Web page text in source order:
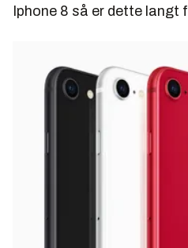
Iphone 8 så er dette langt